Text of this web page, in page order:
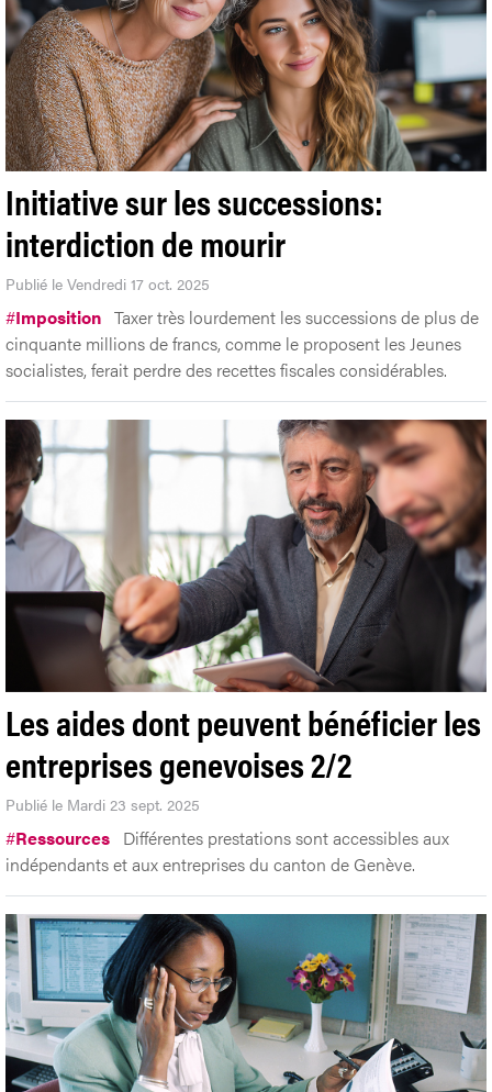
Initiative sur les successions:
interdiction de mourir
Publié le Vendredi 17 oct. 2025
#Imposition Taxer très lourdement les successions de plus de
cinquante millions de francs, comme le proposent les Jeunes
socialistes, ferait perdre des recettes fiscales considérables.
Les aides dont peuvent bénéficier les
entreprises genevoises 2/2
Publié le Mardi 23 sept. 2025
#Ressources Différentes prestations sont accessibles aux
indépendants et aux entreprises du canton de Genève.